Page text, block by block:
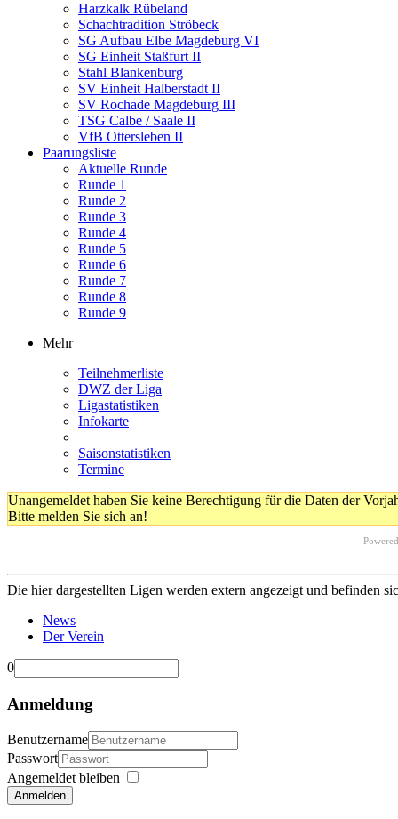
Harzkalk Rübeland
Schachtradition Ströbeck
SG Aufbau Elbe Magdeburg VI
SG Einheit Staßfurt II
Stahl Blankenburg
SV Einheit Halberstadt II
SV Rochade Magdeburg III
TSG Calbe / Saale II
VfB Ottersleben II
Paarungsliste
Aktuelle Runde
Runde 1
Runde 2
Runde 3
Runde 4
Runde 5
Runde 6
Runde 7
Runde 8
Runde 9
Mehr
Teilnehmerliste
DWZ der Liga
Ligastatistiken
Infokarte
Saisonstatistiken
Termine
Unangemeldet haben Sie keine Berechtigung für die Daten der
Bitte melden Sie sich an!
Die hier dargestellten Ligen werden extern angezeigt und befinden
News
Der Verein
0
Anmeldung
Benutzername
Passwort
Angemeldet bleiben
Anmelden